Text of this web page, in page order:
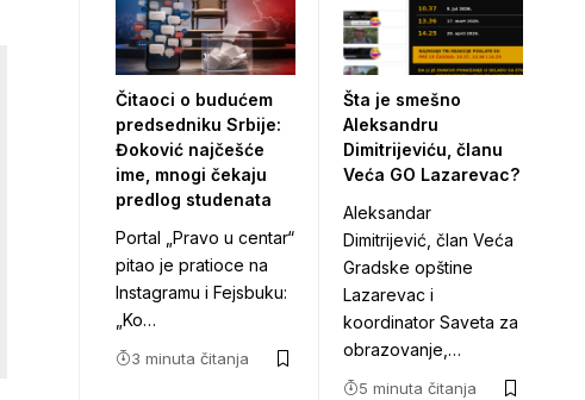
Čitaoci o budućem
predsedniku Srbije:
Đoković najčešće
ime, mnogi čekaju
predlog studenata
Portal „Pravo u centar“
pitao je pratioce na
Instagramu i Fejsbuku:
„Ko…
3 minuta čitanja
Šta je smešno
Aleksandru
Dimitrijeviću, članu
Veća GO Lazarevac?
Aleksandar
Dimitrijević, član Veća
Gradske opštine
Lazarevac i
koordinator Saveta za
obrazovanje,…
5 minuta čitanja